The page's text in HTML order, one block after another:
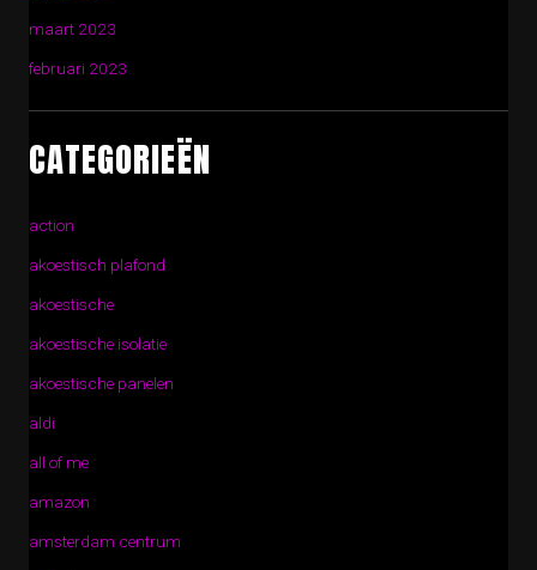
maart 2023
februari 2023
CATEGORIEËN
action
akoestisch plafond
akoestische
akoestische isolatie
akoestische panelen
aldi
all of me
amazon
amsterdam centrum